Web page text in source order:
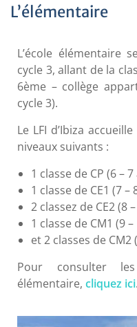
L’élémentaire
L’école élémentaire
cycle 3, allant de la
6ème – collège
cycle 3).
Le LFI d’Ibiza
niveaux suivants :
1 classe de CP (6 – 7
1 classe de CE1 (7 –
2 classez de CE2 (8
1 classe de CM1 (9
et 2 classes de CM2
Pour consulter
élémentaire, cliquez ici.